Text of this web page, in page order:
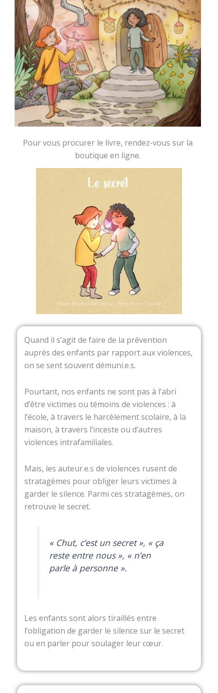
Pour vous procurer le livre, rendez-vous sur la
boutique en ligne.
Quand il s’agit de faire de la prévention
auprès des enfants par rapport aux violences,
on se sent souvent démuni.e.s.
Pourtant, nos enfants ne sont pas à l’abri
d’être victimes ou témoins de violences : à
l’école, à travers le harcèlement scolaire, à la
maison, à travers l’inceste ou d’autres
violences intrafamiliales.
Mais, les auteur.e.s de violences rusent de
stratagèmes pour obliger leurs victimes à
garder le silence. Parmi ces stratagèmes, on
retrouve le secret.
« Chut, c’est un secret », « ça
reste entre nous », « n’en
parle à personne ».
Les enfants sont alors tiraillés entre
l’obligation de garder le silence sur le secret
ou en parler pour soulager leur cœur.